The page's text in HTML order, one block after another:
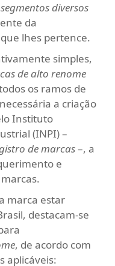
diversos
da
lhes pertence.
simples,
de alto renome
os ramos de
a criação
Instituto
(INPI) –
de marcas–, a
e
marca estar
destacam-se
, de acordo com
aplicáveis: